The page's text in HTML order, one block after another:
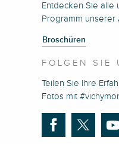
Entdecken Sie alle
Programm unserer
Broschüren
FOLGEN SIE
Teilen Sie Ihre
Fotos mit